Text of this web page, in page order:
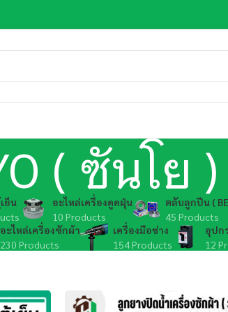
( ซันโย )
ย็น
อะไหล่เครื่องดูดฝุ่น
10 Products
ตลับลูกปืน (
45 Products
อะไหล่เครื่องซักผ้า
230 Products
เครื่องมือช่าง
154 Products
อุปก
12